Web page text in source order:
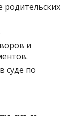
родительских
и
суде по